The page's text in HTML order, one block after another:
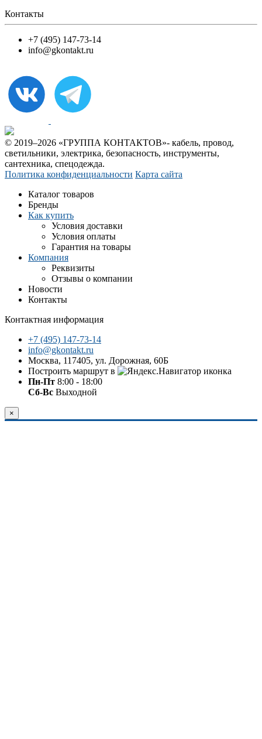
Контакты
+7 (495) 147-73-14
info@gkontakt.ru
© 2019–2026 «ГРУППА КОНТАКТОВ»- кабель, провод,
светильники, электрика, безопасность, инструменты,
сантехника, спецодежда.
Политика конфиденциальности Карта сайта
Каталог товаров
Бренды
Как купить
Условия доставки
Условия оплаты
Гарантия на товары
Компания
Реквизиты
Отзывы о компании
Новости
Контакты
Контактная информация
+7 (495) 147-73-14
info@gkontakt.ru
Москва, 117405, ул. Дорожная, 60Б
Построить маршрут в
Пн-Пт 8:00 - 18:00
Сб-Вс Выходной
×